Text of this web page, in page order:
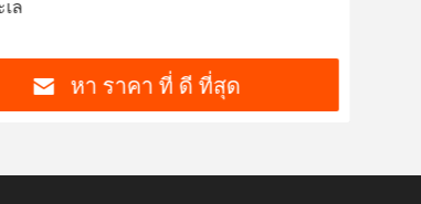
ล
หา ราคา ที่ ดี ที่สุด